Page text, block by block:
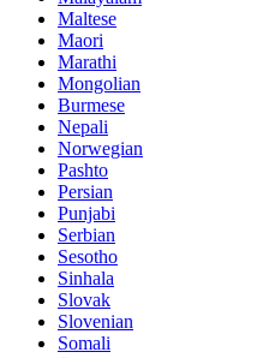
Maltese
Maori
Marathi
Mongolian
Burmese
Nepali
Norwegian
Pashto
Persian
Punjabi
Serbian
Sesotho
Sinhala
Slovak
Slovenian
Somali